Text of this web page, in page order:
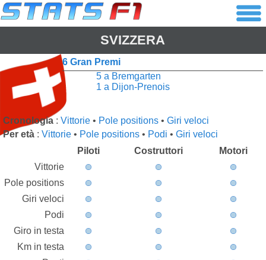
SVIZZERA
6 Gran Premi
5 a Bremgarten
1 a Dijon-Prenois
Cronologia : Vittorie • Pole positions • Giri veloci
Per età : Vittorie • Pole positions • Podi • Giri veloci
Piloti
Costruttori
Motori
Vittorie
Pole positions
Giri veloci
Podi
Giro in testa
Km in testa